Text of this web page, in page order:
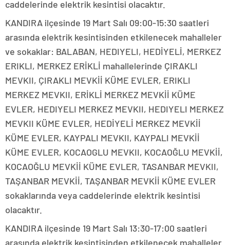
caddelerinde elektrik kesintisi olacaktır.
KANDIRA ilçesinde 19 Mart Salı 09:00-15:30 saatleri
arasında elektrik kesintisinden etkilenecek mahalleler
ve sokaklar: BALABAN, HEDIYELI, HEDİYELİ, MERKEZ
ERIKLI, MERKEZ ERİKLİ mahallelerinde ÇIRAKLI
MEVKII, ÇIRAKLI MEVKİİ KÜME EVLER, ERIKLI
MERKEZ MEVKII, ERİKLİ MERKEZ MEVKİİ KÜME
EVLER, HEDIYELI MERKEZ MEVKII, HEDIYELI MERKEZ
MEVKII KÜME EVLER, HEDİYELİ MERKEZ MEVKİİ
KÜME EVLER, KAYPALI MEVKII, KAYPALI MEVKİİ
KÜME EVLER, KOCAOGLU MEVKII, KOCAOĞLU MEVKİİ,
KOCAOĞLU MEVKİİ KÜME EVLER, TASANBAR MEVKII,
TAŞANBAR MEVKİİ, TAŞANBAR MEVKİİ KÜME EVLER
sokaklarında veya caddelerinde elektrik kesintisi
olacaktır.
KANDIRA ilçesinde 19 Mart Salı 13:30-17:00 saatleri
arasında elektrik kesintisinden etkilenecek mahalleler